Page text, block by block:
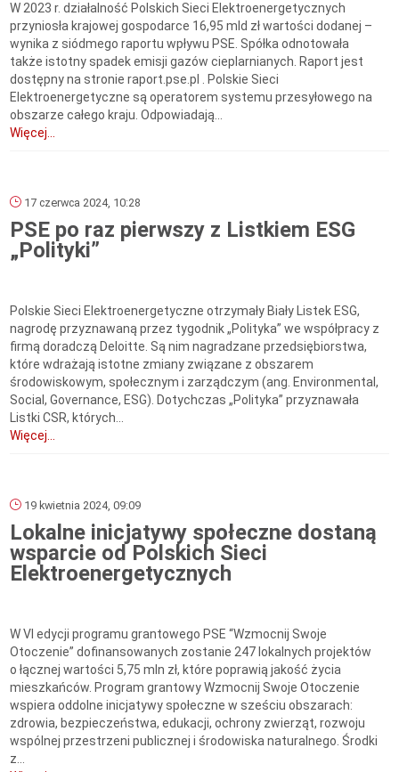
W 2023 r. działalność Polskich Sieci Elektroenergetycznych
przyniosła krajowej gospodarce 16,95 mld zł wartości dodanej –
wynika z siódmego raportu wpływu PSE. Spółka odnotowała
także istotny spadek emisji gazów cieplarnianych. Raport jest
dostępny na stronie raport.pse.pl . Polskie Sieci
Elektroenergetyczne są operatorem systemu przesyłowego na
obszarze całego kraju. Odpowiadają...
Więcej...
17 czerwca 2024, 10:28
PSE po raz pierwszy z Listkiem ESG
„Polityki”
Polskie Sieci Elektroenergetyczne otrzymały Biały Listek ESG,
nagrodę przyznawaną przez tygodnik „Polityka” we współpracy z
firmą doradczą Deloitte. Są nim nagradzane przedsiębiorstwa,
które wdrażają istotne zmiany związane z obszarem
środowiskowym, społecznym i zarządczym (ang. Environmental,
Social, Governance, ESG). Dotychczas „Polityka” przyznawała
Listki CSR, których...
Więcej...
19 kwietnia 2024, 09:09
Lokalne inicjatywy społeczne dostaną
wsparcie od Polskich Sieci
Elektroenergetycznych
W VI edycji programu grantowego PSE “Wzmocnij Swoje
Otoczenie” dofinansowanych zostanie 247 lokalnych projektów
o łącznej wartości 5,75 mln zł, które poprawią jakość życia
mieszkańców. Program grantowy Wzmocnij Swoje Otoczenie
wspiera oddolne inicjatywy społeczne w sześciu obszarach:
zdrowia, bezpieczeństwa, edukacji, ochrony zwierząt, rozwoju
wspólnej przestrzeni publicznej i środowiska naturalnego. Środki
z...